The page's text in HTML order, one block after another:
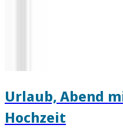
Urlaub, Abend
Hochzeit